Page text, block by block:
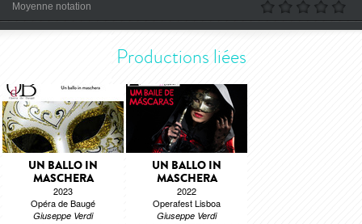
Moyenne notation
Productions liées
UN BALLO IN
MASCHERA
2023
Opéra de Baugé
Giuseppe Verdi
UN BALLO IN
MASCHERA
2022
Operafest Lisboa
Giuseppe Verdi